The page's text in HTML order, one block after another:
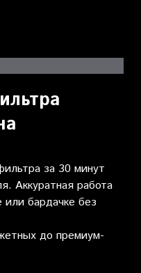
за 30 минут
Аккуратная работа
или бардачке без
до премиум-